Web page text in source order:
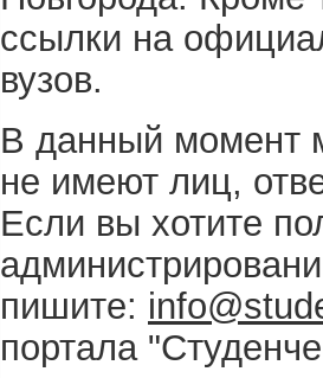
ссылки на
вузов.
В данный момент
не имеют лиц,
Если вы хотите
пишите:
портала